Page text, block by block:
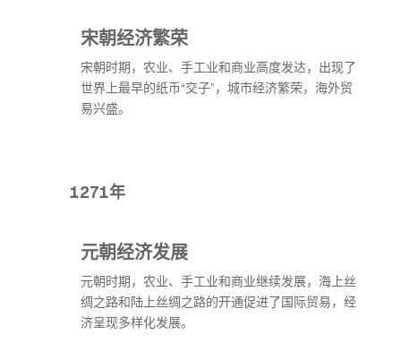
宋朝经济繁荣
宋朝时期，农业、手工业和商业高度发达，出现了
世界上最早的纸币“交子”，城市经济繁荣，海外贸
易兴盛。
1271年
元朝经济发展
元朝时期，农业、手工业和商业继续发展，海上丝
绸之路和陆上丝绸之路的开通促进了国际贸易，经
济呈现多样化发展。